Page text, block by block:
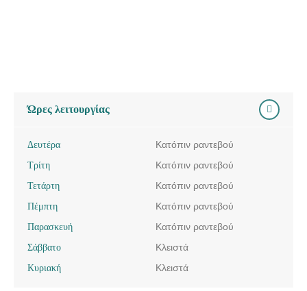
Ώρες λειτουργίας
Δευτέρα
Κατόπιν ραντεβού
Τρίτη
Κατόπιν ραντεβού
Τετάρτη
Κατόπιν ραντεβού
Πέμπτη
Κατόπιν ραντεβού
Παρασκευή
Κατόπιν ραντεβού
Σάββατο
Κλειστά
Κυριακή
Κλειστά